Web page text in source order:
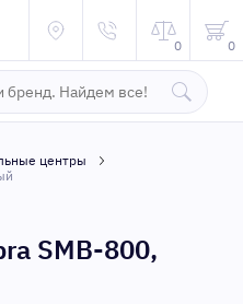
0 0
центры
SMB-800,